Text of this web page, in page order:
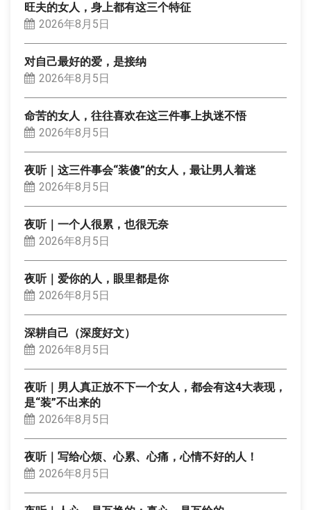
旺夫的女人，身上都有这三个特征
2026年8月5日
对自己最好的爱，是接纳
2026年8月5日
命苦的女人，往往喜欢在这三件事上执迷不悟
2026年8月5日
夜听｜这三件事会“装傻”的女人，最让男人着迷
2026年8月5日
夜听｜一个人很累，也很无奈
2026年8月5日
夜听｜爱你的人，眼里都是你
2026年8月5日
深耕自己（深度好文）
2026年8月5日
夜听｜男人真正放不下一个女人，都会有这4大表现，
是“装”不出来的
2026年8月5日
夜听｜写给心烦、心累、心痛，心情不好的人！
2026年8月5日